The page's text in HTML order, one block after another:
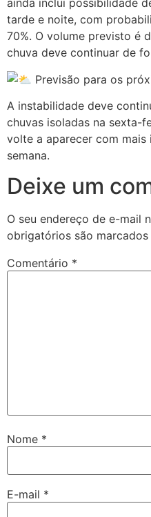
ainda inclui possibilidade
tarde e noite, com
70%. O volume previsto é
chuva deve continuar de
Previsão para os
A instabilidade deve
chuvas isoladas na sexta-
volte a aparecer com
semana.
Deixe um
O seu endereço de e-mail
obrigatórios são marcados
Comentário *
Nome *
E-mail *